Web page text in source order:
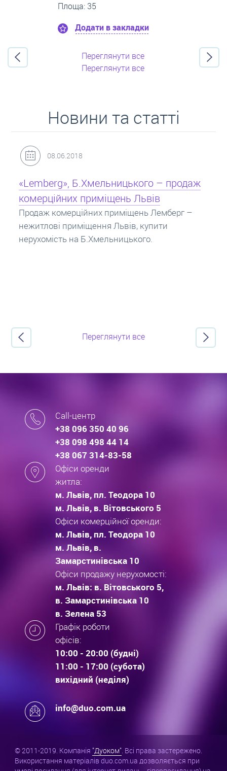
Площа: 60
Додати в закладки
Переглянути все
Переглянути все
Новини та статті
31.05.2018
Кредит під заставу нерухомості: іпотека
Іпотека на квартиру – кредит на житло під
заставу нерухомості. Купити в іпотеку – що
потрібно знати? Консультація від Експертів
про іпотечні кредити.
Переглянути все
Call-центр
+38 096 350 40 96
+38 098 498 44 14
+38 067 314-83-58
Офіси оренди
житла:
м. Львів, пл. Теодора 10
м. Львів, в. Вітовського 5
Офіси комерційної оренди:
м. Львів, пл. Теодора 10
м. Львів, в.
Замарстинівська 10
Офіси продажу нерухомості:
м. Львів: в. Вітовського 5,
в. Замарстинівська 10
в. Зелена 53
Графік роботи
офісів:
10:00 - 20:00 (будні)
11:00 - 17:00 (субота)
вихідний (неділя)
info@duo.com.ua
© 2011-2019. Компанія "Дуоком". Всі права застережено.
Використання матеріалів duo.com.ua дозволяється при